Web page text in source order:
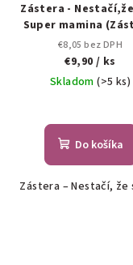
Zástera -
Super mamina
€8,05 bez DPH
€9,90 / ks
Skladom(>5 ks)
Do košíka
Zástera – Nestačí, že